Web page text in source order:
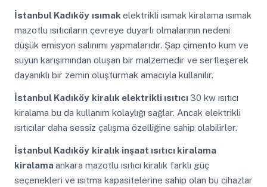
İstanbul Kadıköy ısımak elektrikli ısımak kiralama ısımak
mazotlu ısıtıcıların çevreye duyarlı olmalarının nedeni
düşük emisyon salınımı yapmalarıdır. Şap çimento kum ve
suyun karışımından oluşan bir malzemedir ve sertleşerek
dayanıklı bir zemin oluşturmak amacıyla kullanılır.
İstanbul Kadıköy kiralık elektrikli ısıtıcı30 kw ısıtıcı
kiralama bu da kullanım kolaylığı sağlar. Ancak elektrikli
ısıtıcılar daha sessiz çalışma özelliğine sahip olabilirler.
İstanbul Kadıköy kiralık inşaat ısıtıcı kiralama
kiralamaankara mazotlu ısıtıcı kiralık farklı güç
seçenekleri ve ısıtma kapasitelerine sahip olan bu cihazlar